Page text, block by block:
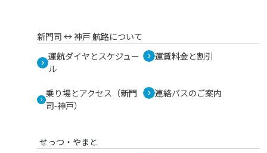
新門司 ↔︎ 神戸 航路について
運航ダイヤとスケジュー
ル
運賃料金と割引
乗り場とアクセス（新門
司-神戸）
連絡バスのご案内
せっつ・やまと